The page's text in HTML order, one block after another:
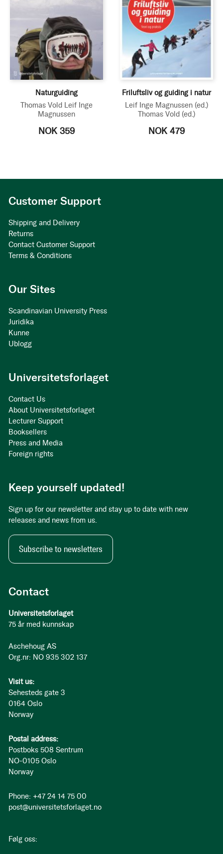
Naturguiding
Thomas Vold Leif Inge
Magnussen
NOK 359
Friluftsliv og guiding i natur
Leif Inge Magnussen (ed.)
Thomas Vold (ed.)
NOK 479
Contact
Universitetsforlaget
75 år med kunnskap
Aschehoug AS
Org.nr: NO 935 302 137
Visit us:
Sehesteds gate 3
0164 Oslo
Norway
Postal address:
Postboks 508 Sentrum
NO-0105 Oslo
Norway
Phone: +47 24 14 75 00
post@universitetsforlaget.no
Følg oss:
Customer Support
Shipping and Delivery
Returns
Contact Customer Support
Terms & Conditions
Our Sites
Scandinavian University Press
Juridika
Kunne
Ublogg
Universitetsforlaget
Contact Us
About Universitetsforlaget
Lecturer Support
Booksellers
Press and Media
Foreign rights
Keep yourself updated!
Sign up for our newsletter and stay up to date with new
releases and news from us.
Subscribe to newsletters